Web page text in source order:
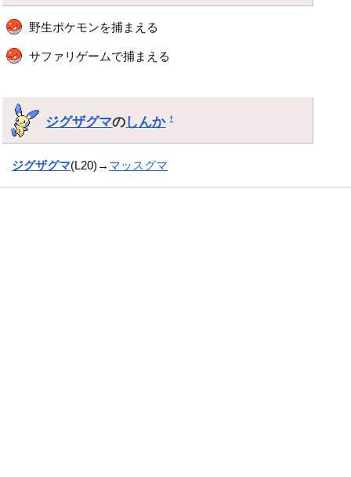
野生ポケモンを捕まえる
サファリゲームで捕まえる
ジグザグマのしんか †
ジグザグマ(L20)→ マッスグマ